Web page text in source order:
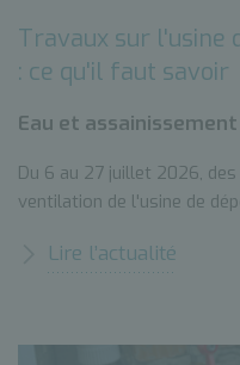
Travaux sur l'usine
: ce qu'il faut savoir
Eau et assainissement
Du 6 au 27 juillet 2026,
ventilation de l'usine de
Lire l’actualité